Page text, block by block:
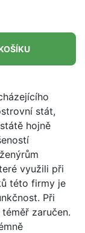
stát,
hojně
využili při
této firmy je
Při
zaručen.